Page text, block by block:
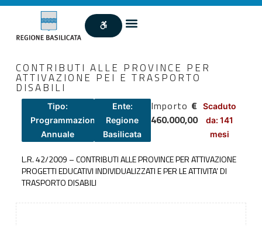
CONTRIBUTI ALLE PROVINCE PER
ATTIVAZIONE PEI E TRASPORTO
DISABILI
Tipo:
Programmazione
Annuale
Ente:
Regione
Basilicata
Importo €
460.000,00
Scaduto
da: 141
mesi
L.R. 42/2009 – CONTRIBUTI ALLE PROVINCE PER ATTIVAZIONE
PROGETTI EDUCATIVI INDIVIDUALIZZATI E PER LE ATTIVITA’ DI
TRASPORTO DISABILI